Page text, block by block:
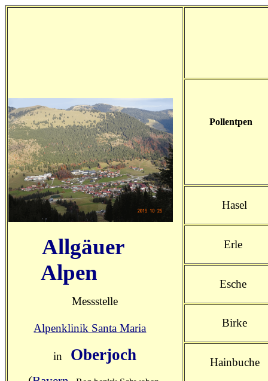
Allgäuer
Alpen
Messstelle
Alpenklinik Santa Maria
in Oberjoch
Pollentpen
Hasel
Erle
Esche
Birke
Hainbuche